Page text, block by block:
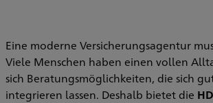
Eine moderne Versicherungsagentur
Viele Menschen haben einen vollen
sich Beratungsmöglichkeiten, die sich
integrieren lassen. Deshalb bietet die